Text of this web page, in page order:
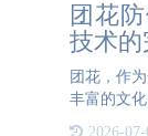
团花
技术
团花，作
丰富的文
润，呈团
2026-